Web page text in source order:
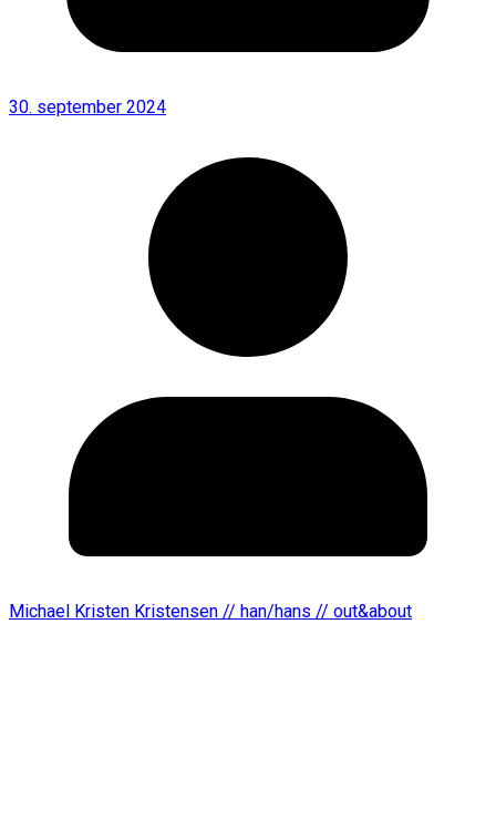
30. september 2024
Michael Kristen Kristensen // han/hans // out&about